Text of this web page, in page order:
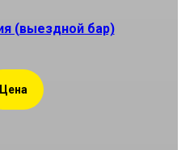
(выездной бар)
Цена